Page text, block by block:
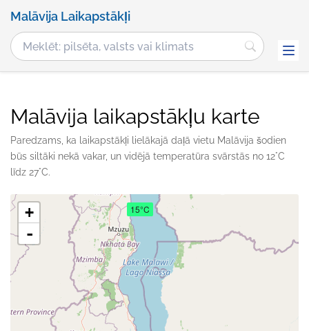
Malāvija Laikapstākļi
Malāvija laikapstākļu karte
Paredzams, ka laikapstākļi lielākajā daļā vietu Malāvija šodien
būs siltāki nekā vakar, un vidējā temperatūra svārstās no 12°C
līdz 27°C.
15°C
+
-